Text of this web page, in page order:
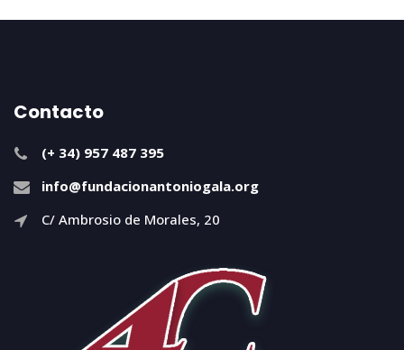
Contacto
(+ 34) 957 487 395
info@fundacionantoniogala.org
C/ Ambrosio de Morales, 20